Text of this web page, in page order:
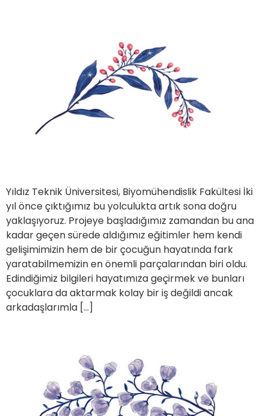
Yıldız Teknik Üniversitesi, Biyomühendislik Fakültesi İki
yıl önce çıktığımız bu yolculukta artık sona doğru
yaklaşıyoruz. Projeye başladığımız zamandan bu ana
kadar geçen sürede aldığımız eğitimler hem kendi
gelişimimizin hem de bir çocuğun hayatında fark
yaratabilmemizin en önemli parçalarından biri oldu.
Edindiğimiz bilgileri hayatımıza geçirmek ve bunları
çocuklara da aktarmak kolay bir iş değildi ancak
arkadaşlarımla […]